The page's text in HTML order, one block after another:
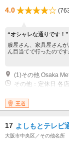
4.0
“オシャレな通りです！”
服屋さん、家具屋さん
ん目当てで行ったのです
(1)その他 Osaka
その他：定休日 各
王道
17 よしもとテレビ
大阪市中央区／その他名所